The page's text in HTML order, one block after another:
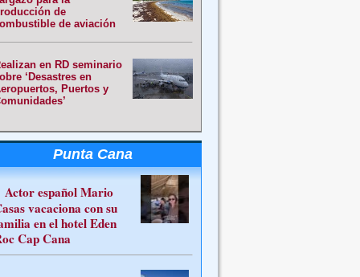
de
de aviación
en RD seminario
‘Desastres en
Puertos y
Punta Cana
Actor español Mario
vacaciona con su
en el hotel Eden
Cap Cana